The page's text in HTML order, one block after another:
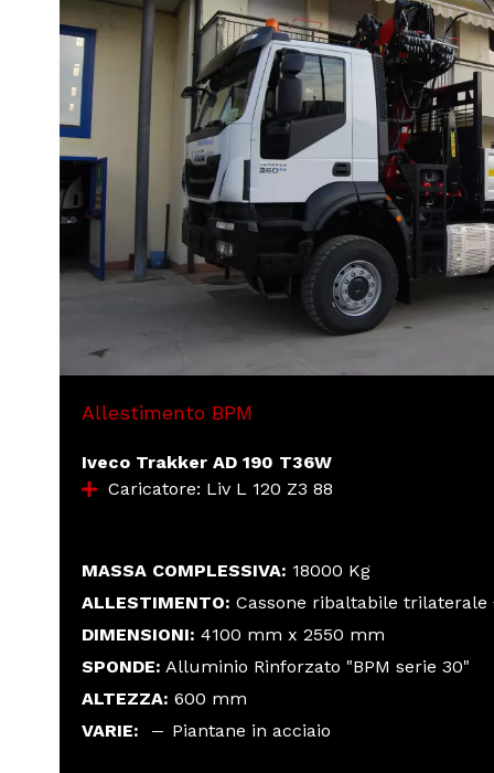
MASSA COMPLESSIVA:
ALLESTIMENTO:
DIMENSIONI:
SPONDE:
ALTEZZA:
Piantane in acciaio
Allestimento BPM
Iveco Trakker AD 190 T36W
Caricatore: Liv L 120 Z3 88
MASSA COMPLESSIVA: 18000 Kg
ALLESTIMENTO: Cassone ribaltabile trilaterale
DIMENSIONI: 4100 mm x 2550 mm
SPONDE: Alluminio Rinforzato "BPM serie 30"
ALTEZZA: 600 mm
VARIE:
Piantane in acciaio